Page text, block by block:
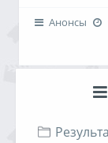
Освещение:
Дистанция:
Заезды:
-параллельная
Анонсы